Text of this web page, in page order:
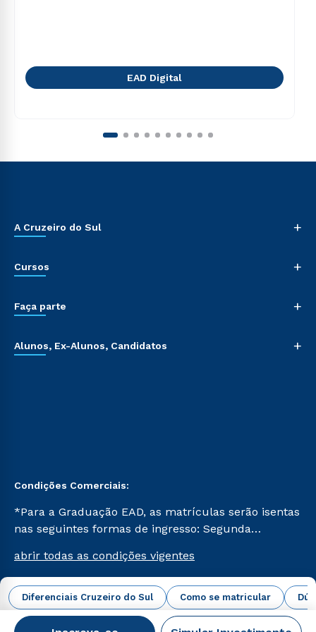
Diferenciais Cruzeiro do Sul Como se matricular
EAD Digital
A Cruzeiro do Sul +
Cursos +
Faça parte +
Alunos, Ex-Alunos, Candidatos +
Condições Comerciais:
*Para a Graduação EAD, as matrículas serão isentas
nas seguintes formas de ingresso: Segunda
Já para as demais, a taxa de matrícula será de R$
49. *Para a Pós-graduação EAD, as ofertas
mencionadas são referentes aos cursos: Ensino
Religioso, Geografia para a Docência e Metodologia
abrir todas as condições vigentes
Campus Virtual Cruzeiro do Sul Educacional © 2026 -
Todos os direitos reservados.